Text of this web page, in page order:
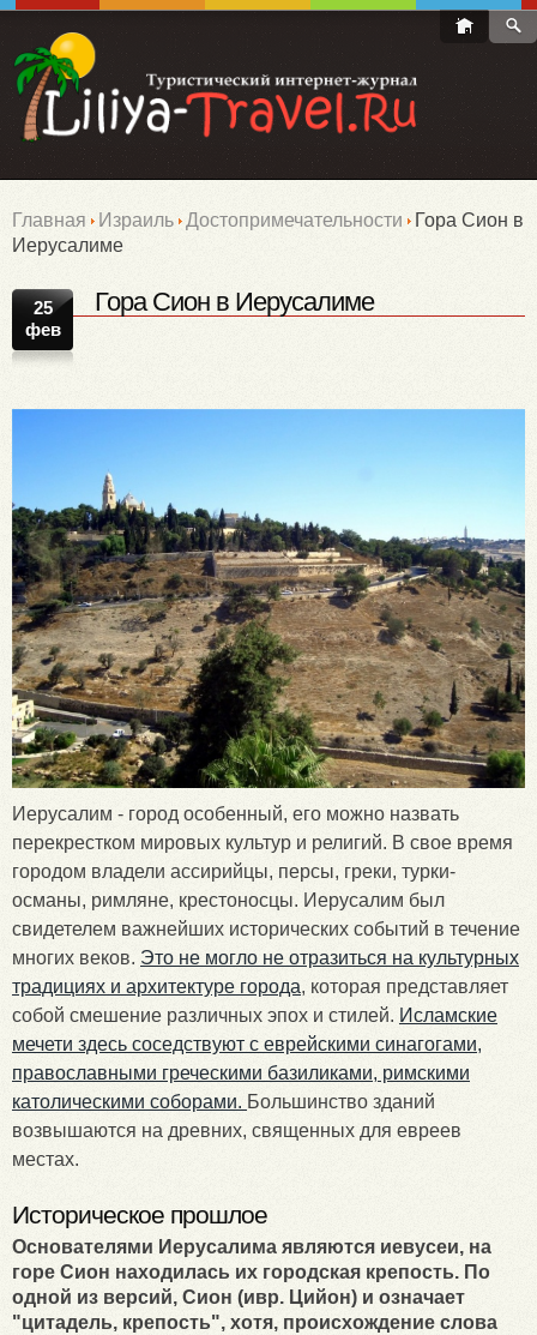
Главная Израиль Достопримечательности
Гора Сион в
Иерусалиме
25
фев
Гора Сион в Иерусалиме
Иерусалим - город особенный, его можно назвать
перекрестком мировых культур и религий. В свое время
городом владели ассирийцы, персы, греки, турки-
османы, римляне, крестоносцы. Иерусалим был
свидетелем важнейших исторических событий в течение
многих веков. Это не могло не отразиться на культурных
традициях и архитектуре города, которая представляет
собой смешение различных эпох и стилей. Исламские
мечети здесь соседствуют с еврейскими синагогами,
православными греческими базиликами, римскими
католическими соборами. Большинство зданий
возвышаются на древних, священных для евреев
местах.
Историческое прошлое
Основателями Иерусалима являются иевусеи, на
горе Сион находилась их городская крепость. По
одной из версий, Сион (ивр. Цийон) и означает
"цитадель, крепость", хотя, происхождение слова